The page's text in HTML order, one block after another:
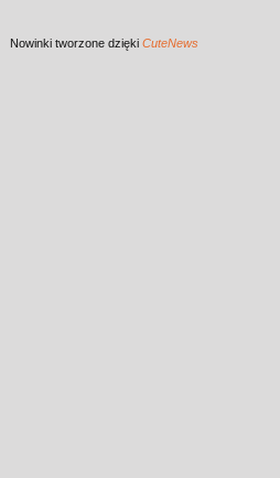
Nowinki tworzone dzięki CuteNews